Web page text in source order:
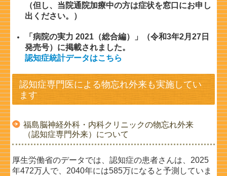
（但し、当院通院加療中の方は症状を窓口にお申し
出ください。）
「病院の実力 2021（総合編）」（令和3年2月27日
発売号）に掲載されました。
認知症統計データはこちら
認知症専門医による物忘れ外来も実施してい
ます
福島脳神経外科・内科クリニックの物忘れ外来
（認知症専門外来）について
厚生労働省のデータでは、認知症の患者さんは、2025
年472万人で、2040年には585万になると予測していま